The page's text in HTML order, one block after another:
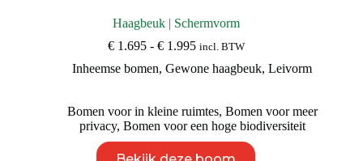
Haagbeuk | Schermvorm
€1.695 - €1.995Prijsklasse:
tot
incl. BTW
Inheemse bomen,Gewone haagbeuk,Leivorm
Bomen voor in kleine ruimtes, Bomen voor meer
privacy, Bomen voor een hoge biodiversiteit